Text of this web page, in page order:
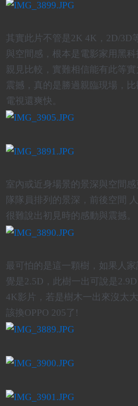
其實此片不管是2K 4K，2D/3D
與空間感，根本是電影家用黑
親見比較，實難相信能有此等
震撼，真的是勝過親臨現場，
電視還爽快。
室內或近身場景的景深與空間
隊隊員排列的景深，前後空間
很難說出初見時的感動與震撼。
最可怕的是這一顆樹，如果人
覺是2.5D，此樹一出可說是
4K影片，若是樹木一出來沒太
該換OPPO 205了!